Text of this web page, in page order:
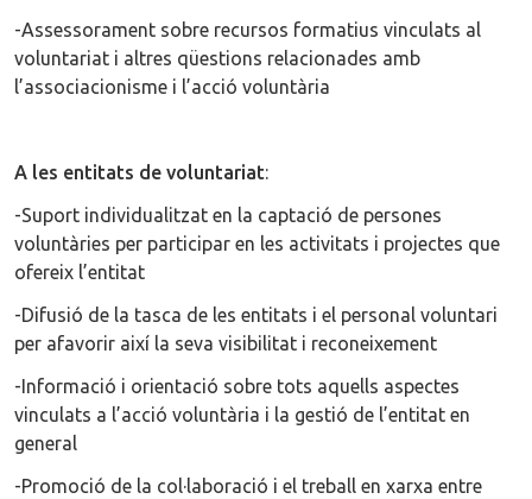
-Assessorament sobre recursos formatius vinculats al
voluntariat i altres qüestions relacionades amb
l’associacionisme i l’acció voluntària
A les entitats de voluntariat:
-Suport individualitzat en la captació de persones
voluntàries per participar en les activitats i projectes que
ofereix l’entitat
-Difusió de la tasca de les entitats i el personal voluntari
per afavorir així la seva visibilitat i reconeixement
-Informació i orientació sobre tots aquells aspectes
vinculats a l’acció voluntària i la gestió de l’entitat en
general
-Promoció de la col·laboració i el treball en xarxa entre